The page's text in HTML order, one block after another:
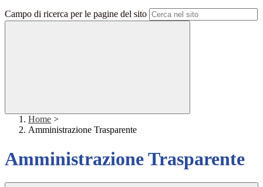
Campo di ricerca per le pagine del sito
Home >
Amministrazione Trasparente
Amministrazione Trasparente